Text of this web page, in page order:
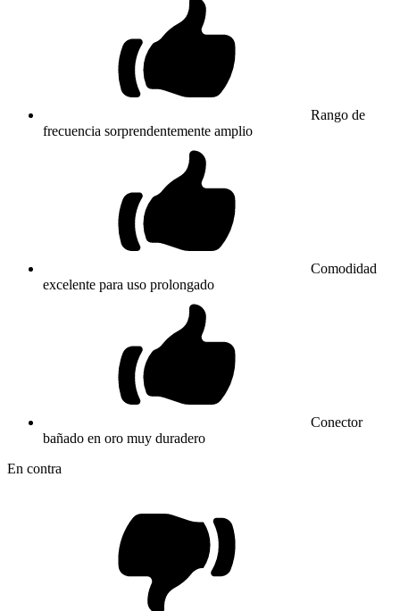
Rango de
frecuencia sorprendentemente amplio
Comodidad
excelente para uso prolongado
Conector
bañado en oro muy duradero
En contra